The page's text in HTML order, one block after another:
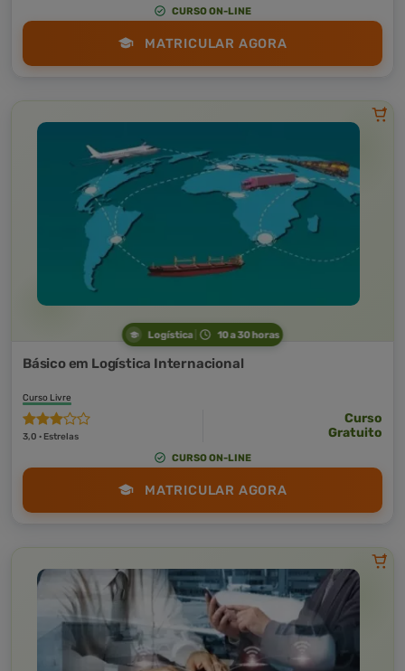
CURSO ON-LINE
MATRICULAR AGORA
Logística 10 a 30 horas
Básico em Logística Internacional
Curso Livre
3,0 · Estrelas
Curso
Gratuito
CURSO ON-LINE
MATRICULAR AGORA